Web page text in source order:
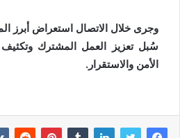
وجرى خلال الاتصال استعراض أبرز
سُبل تعزيز العمل المشترك وتكثيف
الأمن والاستقرار.